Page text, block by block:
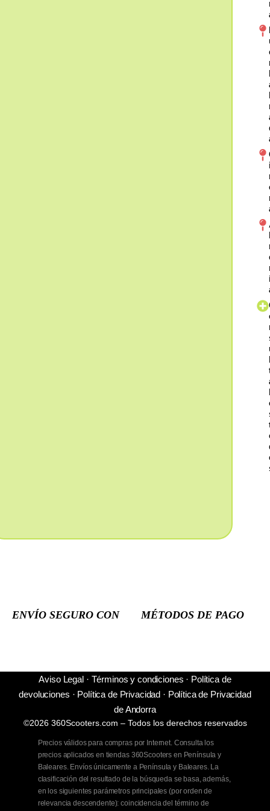
ENVÍO SEGURO CON MÉTODOS DE PAGO
Aviso Legal· Términos y condiciones · Política de
devoluciones · Política de Privacidad · Política de Privacidad
de Andorra
©2026 360Scooters.com – Todos los derechos reservados
Precios válidos para compras por Internet. Consulta los
precios aplicados en tiendas 360Scooters en Península y
Baleares. Envíos únicamente a Península y Baleares. La
clasificación del resultado de la búsqueda se basa, además,
en los siguientes parámetros principales (por orden de
relevancia descendente): coincidencia del término de